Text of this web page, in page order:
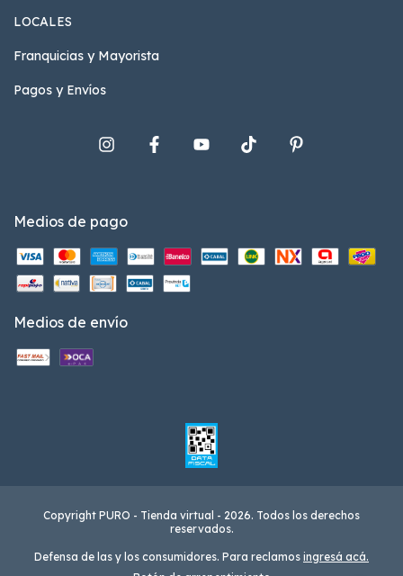
LOCALES
Franquicias y Mayorista
Pagos y Envíos
Medios de pago
Medios de envío
Copyright PURO - Tienda virtual - 2026. Todos los derechos
reservados.
Defensa de las y los consumidores. Para reclamos ingresá acá.